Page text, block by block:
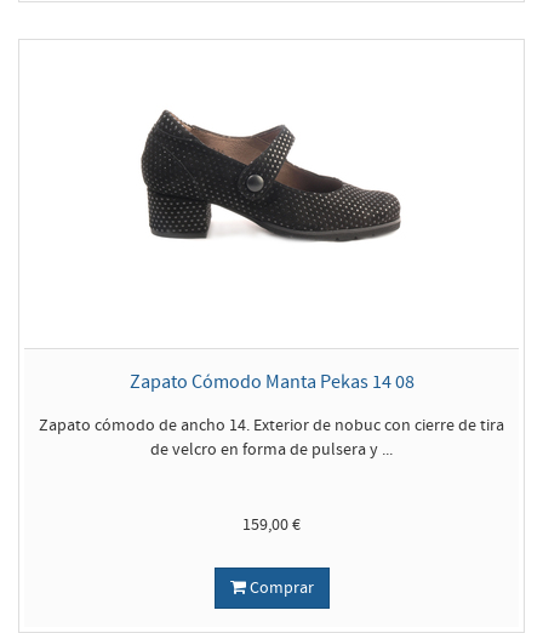
Zapato Cómodo Manta Pekas 14 08
Zapato cómodo de ancho 14. Exterior de nobuc con cierre de tira
de velcro en forma de pulsera y ...
159,00 €
Comprar